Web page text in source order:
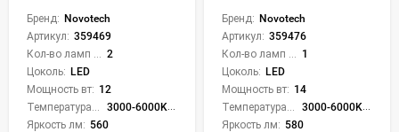
Бренд: Novotech
Артикул: 359469
2
Цоколь: LED
Мощность вт: 12
3000-6000K (плавная рег.)
Яркость лм: 560
Бренд: Novotech
Артикул: 359476
1
Цоколь: LED
Мощность вт: 14
3000-6000K (плавная рег.)
Яркость лм: 580